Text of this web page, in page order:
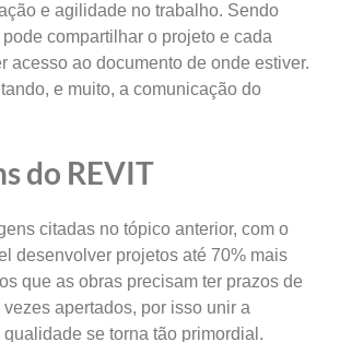
e agilidade no trabalho. Sendo
compartilhar o projeto e cada
acesso ao documento de onde estiver.
e muito, a comunicação do
do REVIT
citadas no tópico anterior, com o
desenvolver projetos até 70% mais
que as obras precisam ter prazos de
apertados, por isso unir a
se torna tão primordial.